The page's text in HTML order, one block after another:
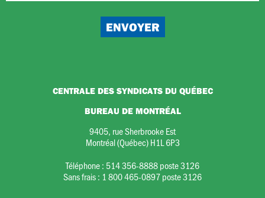
CENTRALE DES SYNDICATS DU QUÉBEC
BUREAU DE MONTRÉAL
9405, rue Sherbrooke Est
Montréal (Québec) H1L 6P3
Téléphone : 514 356-8888 poste 3126
Sans frais : 1 800 465-0897 poste 3126